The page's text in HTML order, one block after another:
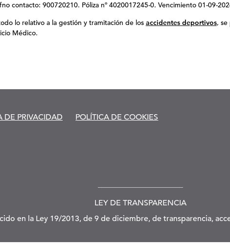
contacto: 900720210. Póliza nº 4020017245-0. Vencimiento 01-09-
lo relativo a la gestión y tramitación de los accidentes deportivos, se
Médico.
DE PRIVACIDAD
POLÍTICA DE COOKIES
LEY DE TRANSPARENCIA
en la Ley 19/2013, de 9 de diciembre, de transparencia,